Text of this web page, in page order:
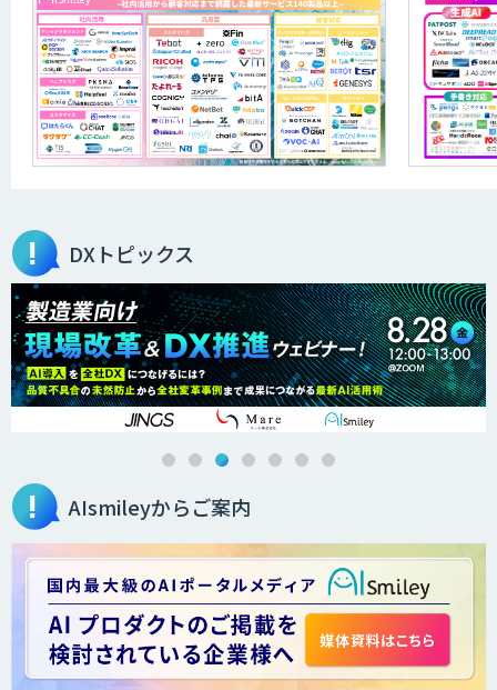
DXトピックス
AIsmileyからご案内